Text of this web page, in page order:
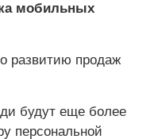
мобильных
развитию продаж
будут еще более
персональной